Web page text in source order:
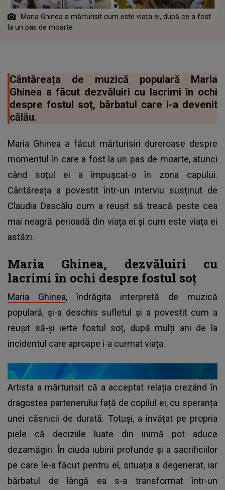
Maria Ghinea a mărturisit cum este viața ei, după ce a fost
la un pas de moarte
Cântăreața de muzică populară Maria
Ghinea a făcut dezvăluiri cu lacrimi în ochi
despre fostul soț, bărbatul care i-a devenit
călău.
Maria Ghinea a făcut mărturisiri dureroase despre
momentul în care a fost la un pas de moarte, atunci
când soțul ei a împușcat-o în zona capului.
Cântăreața a povestit într-un interviu susținut de
Claudia Dascălu cum a reușit să treacă peste cea
mai neagră perioadă din viața ei și cum este viața ei
astăzi.
Maria Ghinea, dezvăluiri cu
lacrimi în ochi despre fostul soț
Maria Ghinea, îndrăgita interpretă de muzică
populară, și-a deschis sufletul și a povestit cum a
reușit să-și ierte fostul soț, după mulți ani de la
incidentul care aproape i-a curmat viața.
Artista a mărturisit că a acceptat relația crezând în
dragostea partenerului față de copilul ei, cu speranța
unei căsnicii de durată. Totuși, a învățat pe propria
piele că deciziile luate din inimă pot aduce
dezamăgiri. În ciuda iubirii profunde și a sacrificiilor
pe care le-a făcut pentru el, situația a degenerat, iar
bărbatul de lângă ea s-a transformat într-un